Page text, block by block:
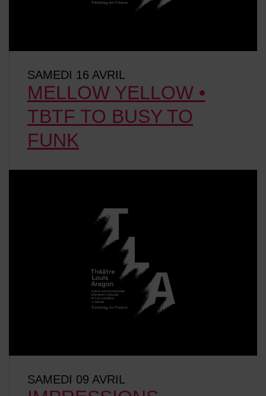
MELLOW YELLOW •
TBTF TO BUSY TO
FUNK
SAMEDI 16 AVRIL
SAMEDI 09 AVRIL